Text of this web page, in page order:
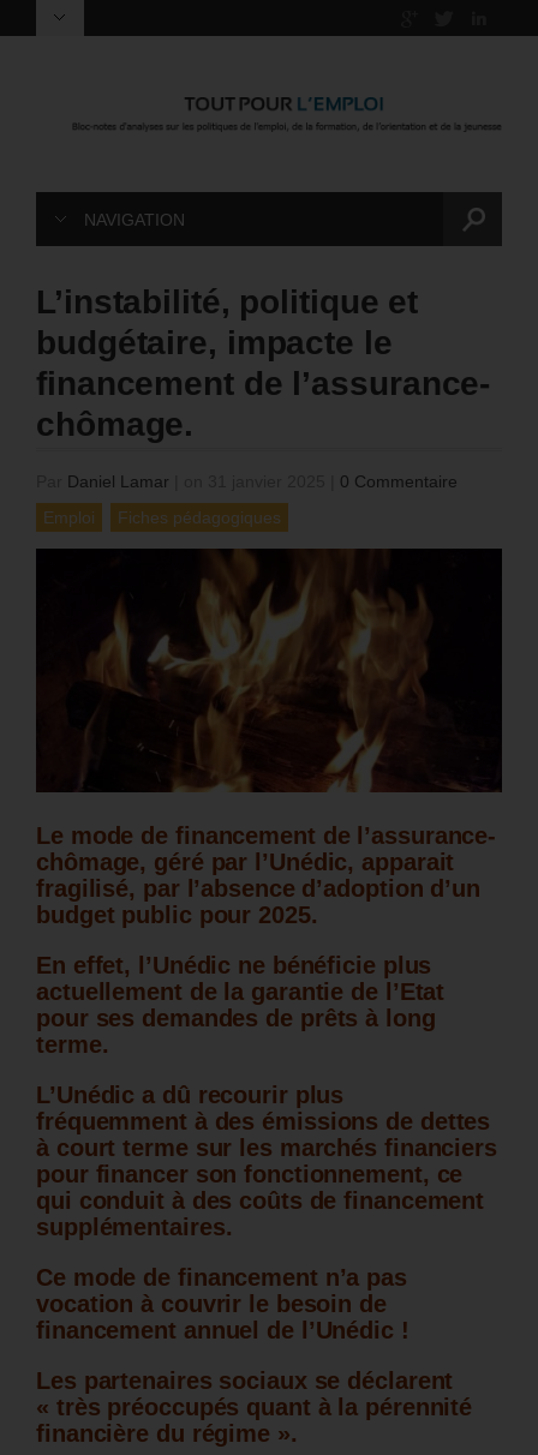
NAVIGATION
L’instabilité, politique et
budgétaire, impacte le
financement de l’assurance-
chômage.
Daniel Lamar
0 Commentaire
Emploi
Fiches pédagogiques
Le mode de financement de l’assurance-
chômage, géré par l’Unédic, apparait
fragilisé, par l’absence d’adoption d’un
budget public pour 2025.
En effet, l’Unédic ne bénéficie plus
actuellement de la garantie de l’Etat
pour ses demandes de prêts à long
terme.
L’Unédic a dû recourir plus
fréquemment à des émissions de dettes
à court terme sur les marchés financiers
pour financer son fonctionnement, ce
qui conduit à des coûts de financement
supplémentaires.
Ce mode de financement n’a pas
vocation à couvrir le besoin de
financement annuel de l’Unédic !
Les partenaires sociaux se déclarent
« très préoccupés quant à la pérennité
financière du régime ».